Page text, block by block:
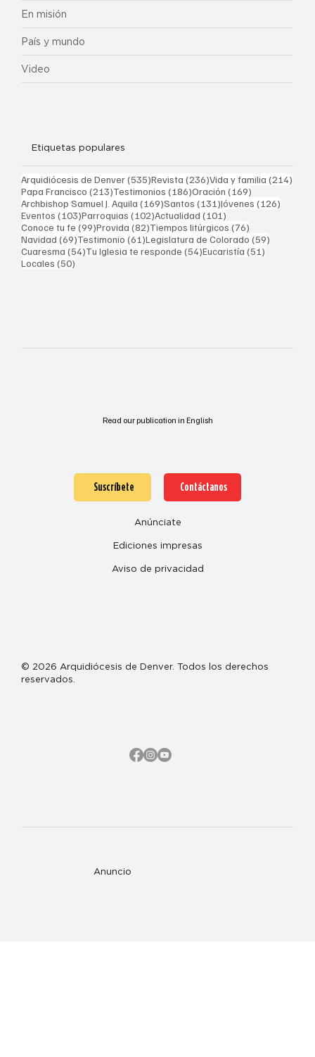
En misión
País y mundo
Video
Etiquetas populares
Arquidiócesis de Denver(535)535 entradas
Revista (236)236 entradas
Vida y familia (214)
Papa Francisco (213)213 entradas
Testimonios (186)186 entradas
Oración (169)
Archbishop Samuel J. Aquila (169)169 entradas
Santos (131)131 entradas
Jóvenes (126)
Eventos (103)103 entradas
Parroquias (102)102 entradas
Actualidad (101)
Conoce tu fe (99)99 entradas
Provida (82)82 entradas
Tiempos litúrgicos (76)
Navidad (69)69 entradas
Testimonio (61)61 entradas
Legislatura de Colorado (59)
Cuaresma (54)54 entradas
Tu Iglesia te responde (54)54 entradas
Eucaristía (51)
Locales (50)
Read our publication in English
Anuncio
Suscríbete Contáctanos
Anúnciate
Ediciones impresas
Aviso de privacidad
© 2026 Arquidiócesis de Denver. Todos los derechos
reservados.